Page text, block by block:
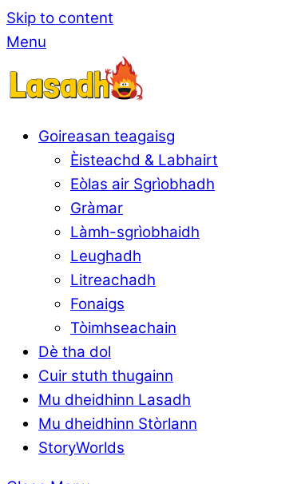
Skip to content
Menu
Goireasan teagaisg
Èisteachd & Labhairt
Eòlas air Sgrìobhadh
Gràmar
Làmh-sgrìobhaidh
Leughadh
Litreachadh
Fonaigs
Tòimhseachain
Dè tha dol
Cuir stuth thugainn
Mu dheidhinn Lasadh
Mu dheidhinn Stòrlann
StoryWorlds